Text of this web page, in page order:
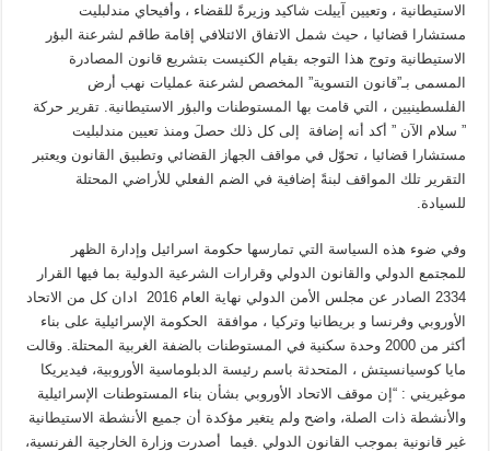
الاستيطانية ، وتعيين آييلت شاكيد وزيرةً للقضاء ، وأفيحاي مندلبليت
مستشارا قضائيا ، حيث شمل الاتفاق الائتلافي إقامة طاقم لشرعنة البؤر
الاستيطانية وتوج هذا التوجه بقيام الكنيست بتشريع قانون المصادرة
المسمى بـ”قانون التسوية” المخصص لشرعنة عمليات نهب أرض
الفلسطينيين ، التي قامت بها المستوطنات والبؤر الاستيطانية. تقرير حركة
” سلام الآن ” أكد أنه إضافة إلى كل ذلك حصلَ ومنذ تعيين مندلبليت
مستشارا قضائيا ، تحوّل في مواقف الجهاز القضائي وتطبيق القانون ويعتبر
التقرير تلك المواقف لبنةً إضافية في الضم الفعلي للأراضي المحتلة
للسيادة.
وفي ضوء هذه السياسة التي تمارسها حكومة اسرائيل وإدارة الظهر
للمجتمع الدولي والقانون الدولي وقرارات الشرعية الدولية بما فيها القرار
2334 الصادر عن مجلس الأمن الدولي نهاية العام 2016 ادان كل من الاتحاد
الأوروبي وفرنسا و بريطانيا وتركيا ، موافقة الحكومة الإسرائيلية على بناء
أكثر من 2000 وحدة سكنية في المستوطنات بالضفة الغربية المحتلة. وقالت
مايا كوسيانسيتش ، المتحدثة باسم رئيسة الدبلوماسية الأوروبية، فيديريكا
موغيريني : “إن موقف الاتحاد الأوروبي بشأن بناء المستوطنات الإسرائيلية
والأنشطة ذات الصلة، واضح ولم يتغير مؤكدة أن جميع الأنشطة الاستيطانية
غير قانونية بموجب القانون الدولي .فيما أصدرت وزارة الخارجية الفرنسية،